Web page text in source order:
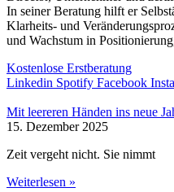
In seiner Beratung hilft er
Klarheits- und
und Wachstum in
Kostenlose Erstberatung
Linkedin Spotify Facebook
Mit leereren Händen ins neue
15. Dezember 2025
Zeit vergeht nicht. Sie nimmt
Weiterlesen »